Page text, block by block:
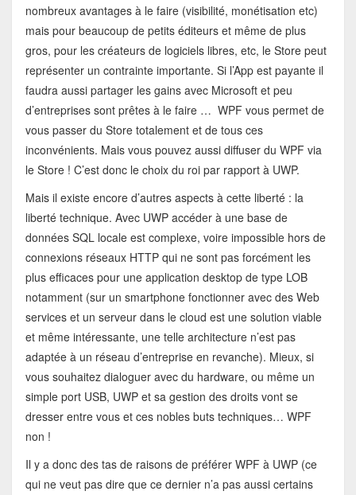
nombreux avantages à le faire (visibilité, monétisation etc)
mais pour beaucoup de petits éditeurs et même de plus
gros, pour les créateurs de logiciels libres, etc, le Store peut
représenter un contrainte importante. Si l’App est payante il
faudra aussi partager les gains avec Microsoft et peu
d’entreprises sont prêtes à le faire … WPF vous permet de
vous passer du Store totalement et de tous ces
inconvénients. Mais vous pouvez aussi diffuser du WPF via
le Store ! C’est donc le choix du roi par rapport à UWP.
Mais il existe encore d’autres aspects à cette liberté : la
liberté technique. Avec UWP accéder à une base de
données SQL locale est complexe, voire impossible hors de
connexions réseaux HTTP qui ne sont pas forcément les
plus efficaces pour une application desktop de type LOB
notamment (sur un smartphone fonctionner avec des Web
services et un serveur dans le cloud est une solution viable
et même intéressante, une telle architecture n’est pas
adaptée à un réseau d’entreprise en revanche). Mieux, si
vous souhaitez dialoguer avec du hardware, ou même un
simple port USB, UWP et sa gestion des droits vont se
dresser entre vous et ces nobles buts techniques… WPF
non !
Il y a donc des tas de raisons de préférer WPF à UWP (ce
qui ne veut pas dire que ce dernier n’a pas aussi certains